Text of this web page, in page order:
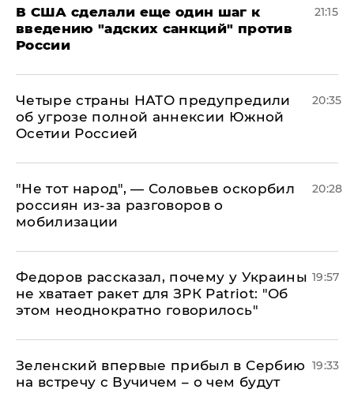
В США сделали еще один шаг к
введению "адских санкций" против
России
21:15
Четыре страны НАТО предупредили
об угрозе полной аннексии Южной
Осетии Россией
20:35
​"Не тот народ", — Соловьев оскорбил
россиян из-за разговоров о
мобилизации
20:28
Федоров рассказал, почему у Украины
не хватает ракет для ЗРК Patriot: "Об
этом неоднократно говорилось"
19:57
Зеленский впервые прибыл в Сербию
на встречу с Вучичем – о чем будут
19:33